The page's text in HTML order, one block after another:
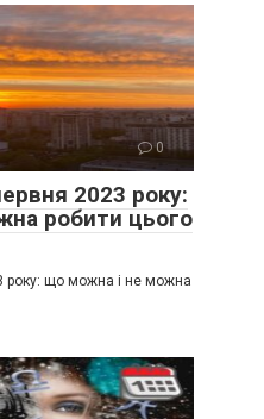
0
2023 року:
робити цього
року: що можна і не можна